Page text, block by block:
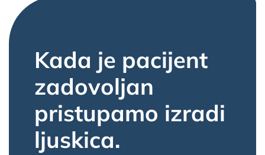
Kada je pacijent
zadovoljan
pristupamo izradi
ljuskica.